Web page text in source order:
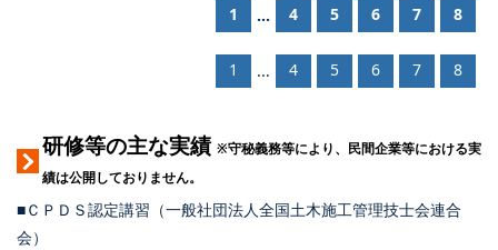
1 ... 4 5 6 7 8
1 ... 4 5 6 7 8
研修等の主な実績 ※守秘義務等により、民間企業等における実
績は公開しておりません。
■ＣＰＤＳ認定講習（一般社団法人全国土木施工管理技士会連合
会）